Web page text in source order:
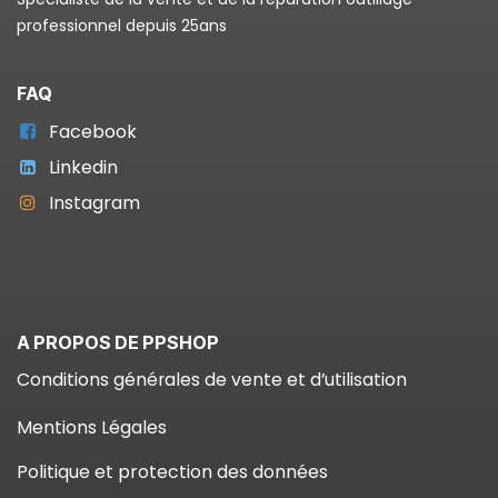
professionnel depuis 25ans
FAQ
Facebook
Linkedin
Instagram
A PROPOS DE PPSHOP
Conditions générales de vente et d’utilisation
Mentions Légales
Politique et protection des données